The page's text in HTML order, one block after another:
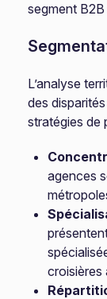
segment
L’analyse
des
stratégies de
agences
croisières